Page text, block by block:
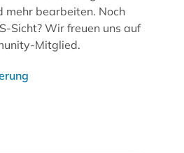
mehr bearbeiten. Noch
Sicht? Wir freuen uns auf
Mitglied.